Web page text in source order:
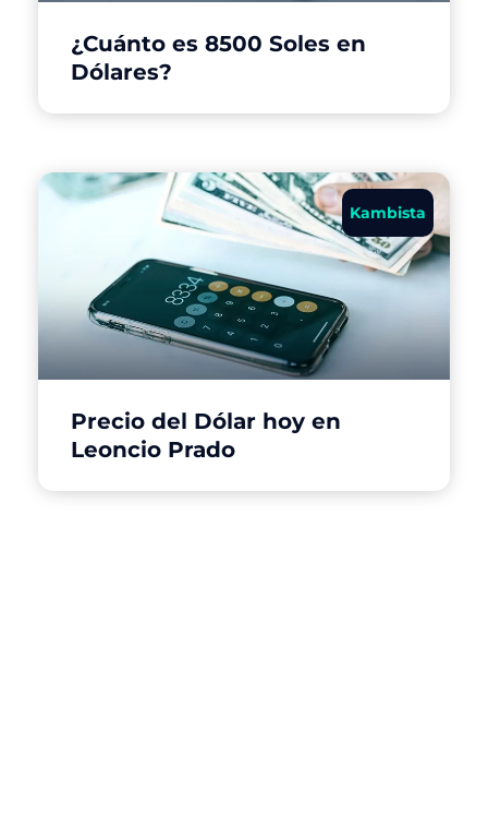
¿Cuánto es 8500 Soles en
Dólares?
Kambista
Precio del Dólar hoy en
Leoncio Prado